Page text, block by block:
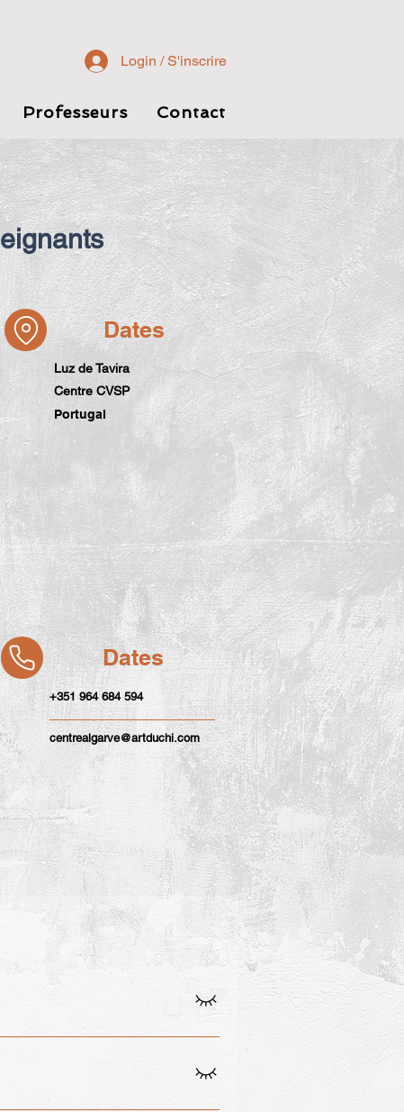
Login / S'inscrire
Professeurs Contact
Dates
Luz de Tavira
Centre CVSP
Portugal
Dates
+351 964 684 594
centrealgarve@artduchi.com